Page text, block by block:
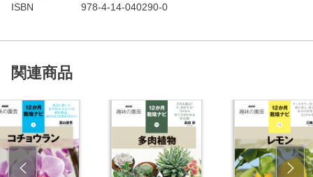
ISBN
978-4-14-040290-0
関連商品